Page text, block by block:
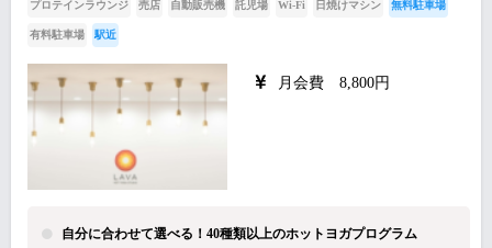
プロテインラウンジ 売店 自動販売機 託児場 Wi-Fi 日焼けマシン 無料駐車場
有料駐車場 駅近
月会費 8,800円
自分に合わせて選べる！40種類以上のホットヨガプログラム